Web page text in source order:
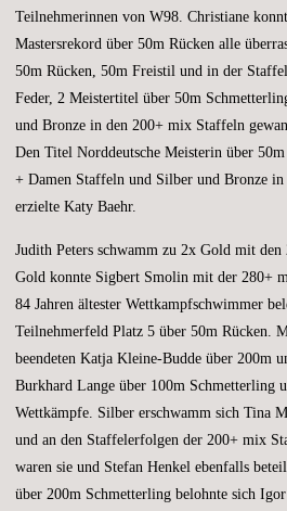
Teilnehmerinnen von W98. Christiane
Mastersrekord über 50m Rücken alle
50m Rücken, 50m Freistil und in der
Feder, 2 Meistertitel über 50m
und Bronze in den 200+ mix Staffeln
Den Titel Norddeutsche Meisterin über
+ Damen Staffeln und Silber und Bronze
erzielte Katy Baehr.
Judith Peters schwamm zu 2x Gold mit
Gold konnte Sigbert Smolin mit der 280+
84 Jahren ältester Wettkampfschwimmer
Teilnehmerfeld Platz 5 über 50m Rücken.
beendeten Katja Kleine-Budde über 200m
Burkhard Lange über 100m Schmetterling
Wettkämpfe. Silber erschwamm sich Tina
und an den Staffelerfolgen der 200+ mix
waren sie und Stefan Henkel ebenfalls
über 200m Schmetterling belohnte sich